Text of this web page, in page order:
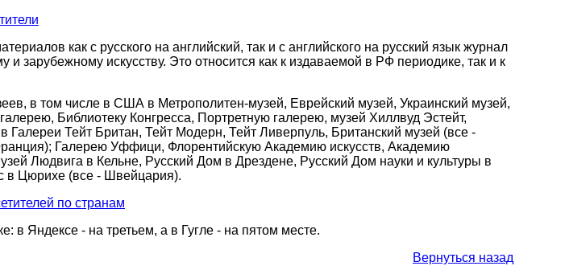
как с русского на английский, так и с английского на русский язык журнал
зарубежному искусству. Это относится как к издаваемой в РФ периодике, так и к
в том числе в США в Метрополитен-музей, Еврейский музей, Украинский музей,
Библиотеку Конгресса, Портретную галерею, музей Хиллвуд Эстейт,
Галереи Тейт Британ, Тейт Модерн, Тейт Ливерпуль, Британский музей (все -
Галерею Уффици, Флорентийскую Академию искусств, Академию
Людвига в Кельне, Русский Дом в Дрездене, Русский Дом науки и культуры в
в Цюрихе (все - Швейцария).
в Яндексе - на третьем, а в Гугле - на пятом месте.
Вернуться назад